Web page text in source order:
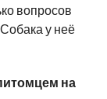
вопросов
у неё
на